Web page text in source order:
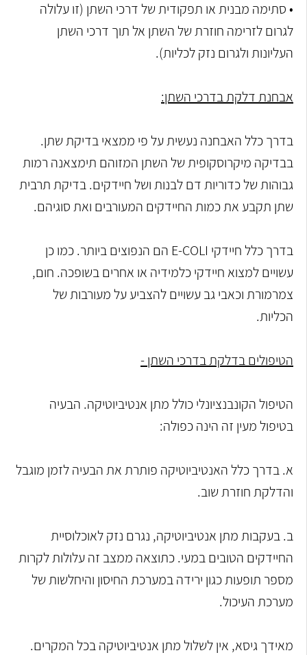
• סתימה מבנית או תפקודית של דרכי השתן (זו עלולה
לגרום לזרימה חוזרת של השתן אל תוך דרכי השתן
העליונות ולגרום נזק לכליות).
אבחנת דלקת בדרכי השתן:
בדרך כלל האבחנה נעשית על פי ממצאי בדיקת שתן.
בבדיקה מיקרוסקופית של השתן המזוהם תימצאנה רמות
גבוהות של כדוריות דם לבנות ושל חיידקים. בדיקת תרבית
שתן תקבע את כמות החיידקים המעורבים ואת סוגיהם.
בדרך כלל חיידקי E-COLI הם הנפוצים ביותר. כמו כן
עשויים למצוא חיידקי כלמידיה או אחרים בשופכה. חום,
צמרמורת וכאבי גב עשויים להצביע על מעורבות של
הכליות.
הטיפולים בדלקת בדרכי השתן -
הטיפול הקונבנציונלי כולל מתן אנטיביוטיקה. הבעיה
בטיפול מעין זה הינה כפולה:
א. בדרך כלל האנטיביוטיקה פותרת את הבעיה לזמן מוגבל
והדלקת חוזרת שוב.
ב. בעקבות מתן אנטיביוטיקה, נגרם נזק לאוכלוסיית
החיידקים הטובים במעי. כתוצאה ממצב זה עלולות לקרות
מספר תופעות כגון ירידה במערכת החיסון והיחלשות של
מערכת העיכול.
מאידך גיסא, אין לשלול מתן אנטיביוטיקה בכל המקרים.